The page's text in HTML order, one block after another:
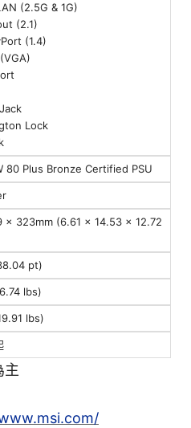
(2.5G & 1G)
(2.1)
(1.4)
Lock
80 Plus Bronze Certified PSU
x 323mm (6.61 x 14.53 x 12.72
pt)
lbs)
lbs)
主